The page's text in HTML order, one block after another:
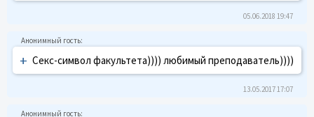
05.06.2018 19:47
+ Секс-символ факультета)))) любимый преподаватель))))
13.05.2017 17:07